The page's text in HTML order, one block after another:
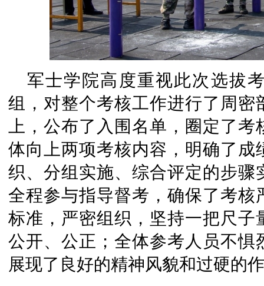
军士学院高度重视此次选拔
组，对整个考核工作进行了周
上，公布了入围名单，圈定了
体向上两项考核内容，明确了
织、分组实施、综合评定的步
全程参与指导督考，确保了考
标准，严密组织，坚持一把尺
公开、公正；全体参考人员不
展现了良好的精神风貌和过硬的